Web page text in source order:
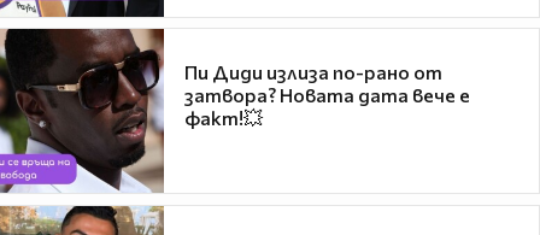
Пи Диди излиза по-рано от
затвора? Новата дата вече е
факт!💥